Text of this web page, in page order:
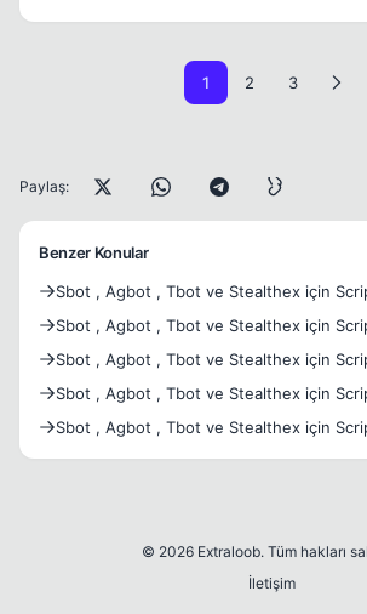
1 2 3
Paylaş:
Benzer Konular
Sbot , Agbot , Tbot ve Stealthex için
Sbot , Agbot , Tbot ve Stealthex için
Sbot , Agbot , Tbot ve Stealthex için
Sbot , Agbot , Tbot ve Stealthex için
Sbot , Agbot , Tbot ve Stealthex için
© 2026 Extraloob. Tüm hakları
İletişim